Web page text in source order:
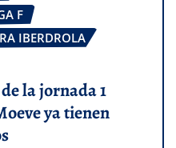
F
IBERDROLA
la jornada 1
ya tienen